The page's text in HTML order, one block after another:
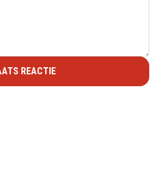
REACTIE